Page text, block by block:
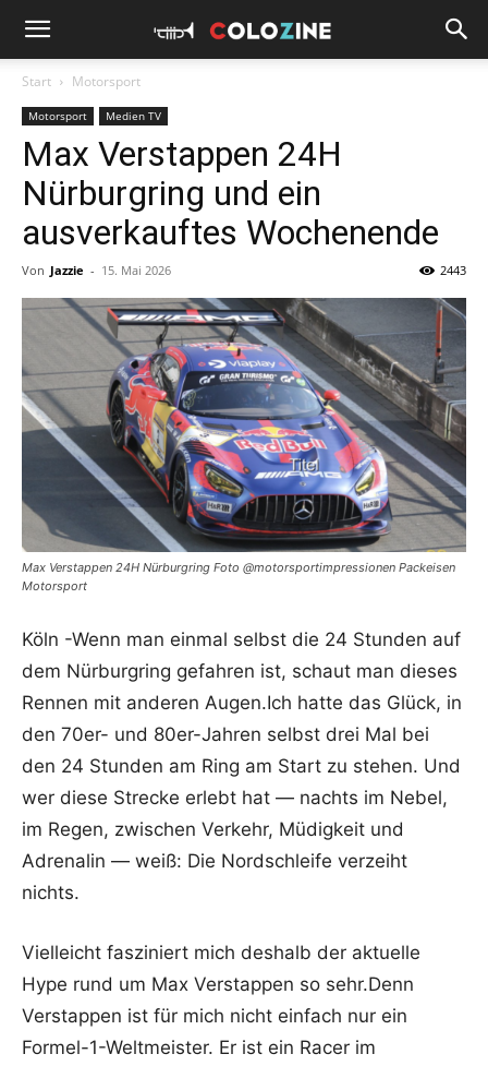
Start Motorsport
Motorsport Medien TV
Max Verstappen 24H
Nürburgring und ein
ausverkauftes Wochenende
Von Jazzie - 15. Mai 2026 2443
Max Verstappen 24H Nürburgring Foto @motorsportimpressionen Packeisen
Motorsport
Köln -Wenn man einmal selbst die 24 Stunden auf
dem Nürburgring gefahren ist, schaut man dieses
Rennen mit anderen Augen.Ich hatte das Glück, in
den 70er- und 80er-Jahren selbst drei Mal bei
den 24 Stunden am Ring am Start zu stehen. Und
wer diese Strecke erlebt hat — nachts im Nebel,
im Regen, zwischen Verkehr, Müdigkeit und
Adrenalin — weiß: Die Nordschleife verzeiht
nichts.
Vielleicht fasziniert mich deshalb der aktuelle
Hype rund um Max Verstappen so sehr.Denn
Verstappen ist für mich nicht einfach nur ein
Formel-1-Weltmeister. Er ist ein Racer im